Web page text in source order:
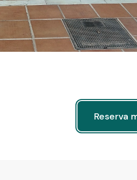
Reserva
Reserva